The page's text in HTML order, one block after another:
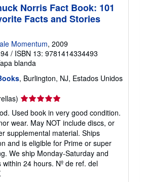
Norris Fact Book: 101
Facts and Stories
Momentum, 2009
/ ISBN 13: 9781414334493
blanda
, Burlington, NJ, Estados Unidos
Calificación
del
vendedor:
5
de
5
estrellas
Used book in very good condition.
wear. May NOT include discs, or
supplemental material. Ships
and is eligible for Prime or super
We ship Monday-Saturday and
within 24 hours. Nº de ref. del